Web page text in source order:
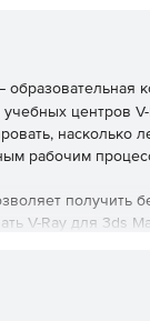
образовательная
учебных центров
насколько
рабочим
получить
V-Ray для 3ds
продуктов –